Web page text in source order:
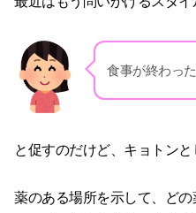
食事が終わっ
と促すのだけど、キョトンと
薬のある場所を示して、ど